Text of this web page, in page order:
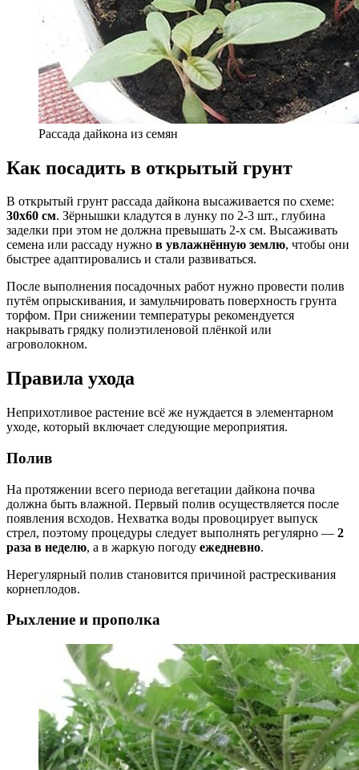
Рассада дайкона из семян
Как посадить в открытый грунт
В открытый грунт рассада дайкона высаживается по схеме:
30х60 см. Зёрнышки кладутся в лунку по 2-3 шт., глубина
заделки при этом не должна превышать 2-х см. Высаживать
семена или рассаду нужно в увлажнённую землю, чтобы они
быстрее адаптировались и стали развиваться.
После выполнения посадочных работ нужно провести полив
путём опрыскивания, и замульчировать поверхность грунта
торфом. При снижении температуры рекомендуется
накрывать грядку полиэтиленовой плёнкой или
агроволокном.
Правила ухода
Неприхотливое растение всё же нуждается в элементарном
уходе, который включает следующие мероприятия.
Полив
На протяжении всего периода вегетации дайкона почва
должна быть влажной. Первый полив осуществляется после
появления всходов. Нехватка воды провоцирует выпуск
стрел, поэтому процедуры следует выполнять регулярно — 2
раза в неделю, а в жаркую погоду ежедневно.
Нерегулярный полив становится причиной растрескивания
корнеплодов.
Рыхление и прополка